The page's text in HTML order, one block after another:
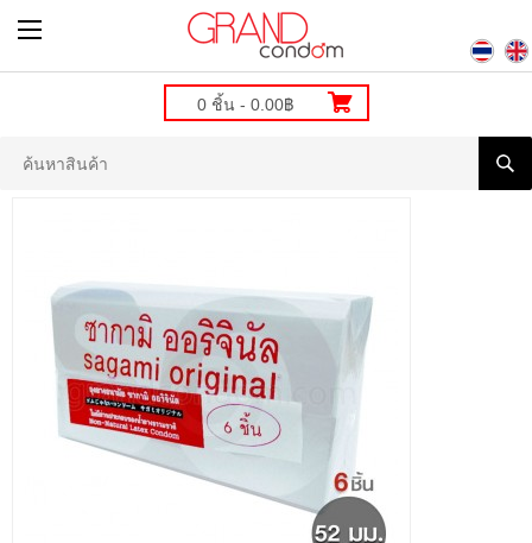
0 ชิ้น - 0.00฿